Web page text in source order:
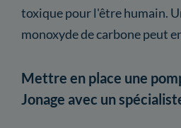
toxique pour l'être humain.
monoxyde de carbone peut
Mettre en place une
Jonage avec un